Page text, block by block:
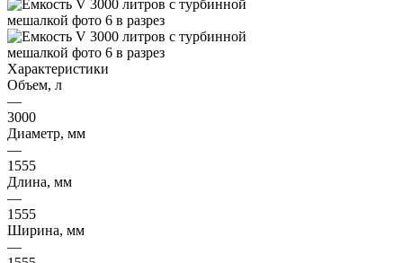
Характеристики
Объем, л
—
3000
Диаметр, мм
—
1555
Длина, мм
—
1555
Ширина, мм
—